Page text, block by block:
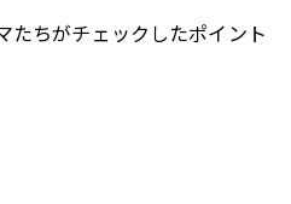
たちがチェックしたポイント